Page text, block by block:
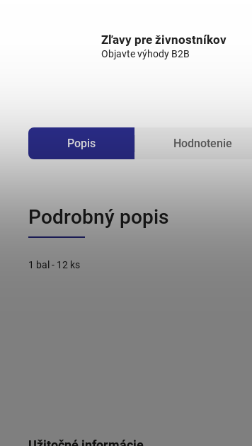
Zľavy pre živnostníkov
Objavte výhody B2B
Popis Hodnotenie
Podrobný popis
1 bal - 12 ks